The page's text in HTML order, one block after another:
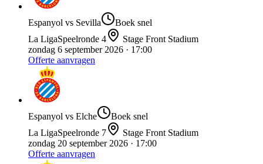
Espanyol vs Sevilla
Boek snel
La LigaSpeelronde 4
Stage Front Stadium
zondag 6 september 2026 · 17:00
Offerte aanvragen
Espanyol vs Elche
Boek snel
La LigaSpeelronde 7
Stage Front Stadium
zondag 20 september 2026 · 17:00
Offerte aanvragen